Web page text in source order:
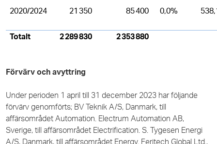
2020/2024 21 350 85 400 0,0%
Totalt 2 289 830 2 353 880
Förvärv och avyttring
Under perioden 1 april till 31 december 2023 har följande
förvärv genomförts; BV Teknik A/S, Danmark, till
affärsområdet Automation. Electrum Automation AB,
Sverige, till affärsområdet Electrification. S. Tygesen Energi
A/S, Danmark, till affärsområdet Energy. Feritech Global Ltd.,